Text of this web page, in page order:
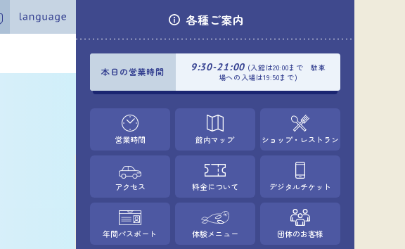
各種ご案内
本日の営業時間 9:30-21:00 (入館は20:00まで 駐車
場への入場は19:50まで)
営業時間 館内マップ ショップ・レストラン
アクセス 料金について デジタルチケット
年間パスポート 体験メニュー 団体のお客様